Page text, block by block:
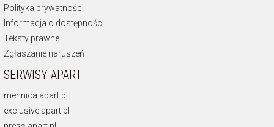
Polityka prywatności
Informacja o dostępności
Teksty prawne
Zgłaszanie naruszeń
SERWISY APART
mennica.apart.pl
exclusive.apart.pl